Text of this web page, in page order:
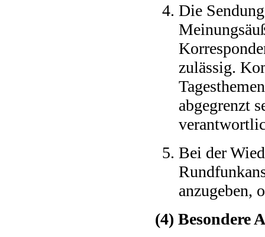
Die
zulässig.
abgegrenzt
Bei der
anzugeben,
(4) Besondere